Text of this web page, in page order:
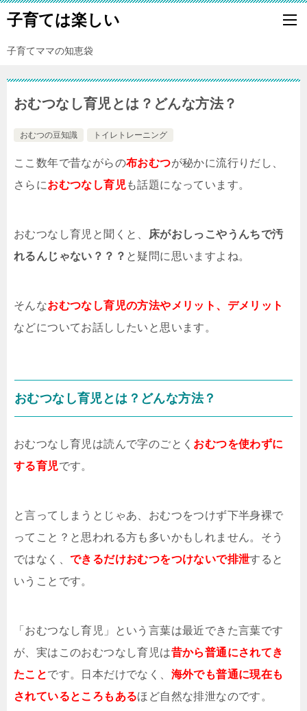
子育ては楽しい
子育てママの知恵袋
おむつなし育児とは？どんな方法？
おむつの豆知識 トイレトレーニング
ここ数年で昔ながらの布おむつが秘かに流行りだし、
さらにおむつなし育児も話題になっています。
おむつなし育児と聞くと、
床がおしっこやうんちで汚
れるんじゃない？？？ と疑問に思いますよね。
そんなおむつなし育児の方法やメリット、デメリット
などについてお話ししたいと思います。
おむつなし育児とは？どんな方法？
おむつなし育児は読んで字のごとく おむつを使わずに
する育児です。
と言ってしまうとじゃあ、おむつをつけず下半身裸で
ってこと？と思われる方も多いかもしれません。そう
ではなく、 できるだけおむつをつけないで排泄すると
いうことです。
「おむつなし育児」という言葉は最近できた言葉です
が、実はこのおむつなし育児は昔から普通にされてき
たことです。日本だけでなく、 海外でも普通に現在も
されているところもあるほど自然な排泄なのです。